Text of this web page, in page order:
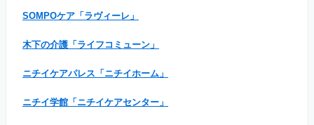
SOMPOケア「ラヴィーレ」
木下の介護「ライフコミューン」
ニチイケアパレス「ニチイホーム」
ニチイ学館「ニチイケアセンター」